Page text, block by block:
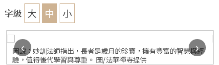
字級 大 中 小
圖說：妙訓法師指出，長者是歲月的珍寶，擁有豐富的智慧與經
驗，值得後代學習與尊重。 圖/法華禪寺提供
‹
›